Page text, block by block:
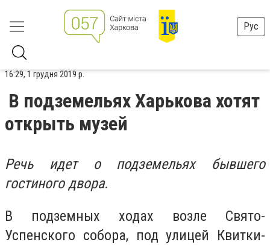
Рус
16:29, 1 грудня 2019 р.
В подземельях Харькова хотят
открыть музей
Речь идет о подземельях бывшего
гостиного двора.
В подземных ходах возле Свято-
Успенского собора, под улицей Квитки-